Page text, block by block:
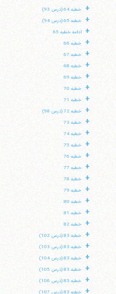
+ خطبه 64 (درس 93)
+ خطبه 65 (درس 94)
+ ادامه خطبه 65
+ خطبه 66
+ خطبه 67
+ خطبه 68
+ خطبه 69
+ خطبه 70
+ خطبه 71
+ خطبه 72 (درس 98)
+ خطبه 73
+ خطبه 74
+ خطبه 75
+ خطبه 76
+ خطبه 77
+ خطبه 78
+ خطبه 79
+ خطبه 80
+ خطبه 81
+ خطبه 82
+ خطبه 83 (درس 102)
+ خطبه 83 (درس 103)
+ خطبه 83 (درس 104)
+ خطبه 83 (درس 105)
+ خطبه 83 (درس 106)
+ خطبه 83 (درس 107)